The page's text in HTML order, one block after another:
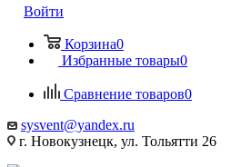
Войти
Корзина0
Избранные товары0
Сравнение товаров0
sysvent@yandex.ru
г. Новокузнецк, ул. Тольятти 26